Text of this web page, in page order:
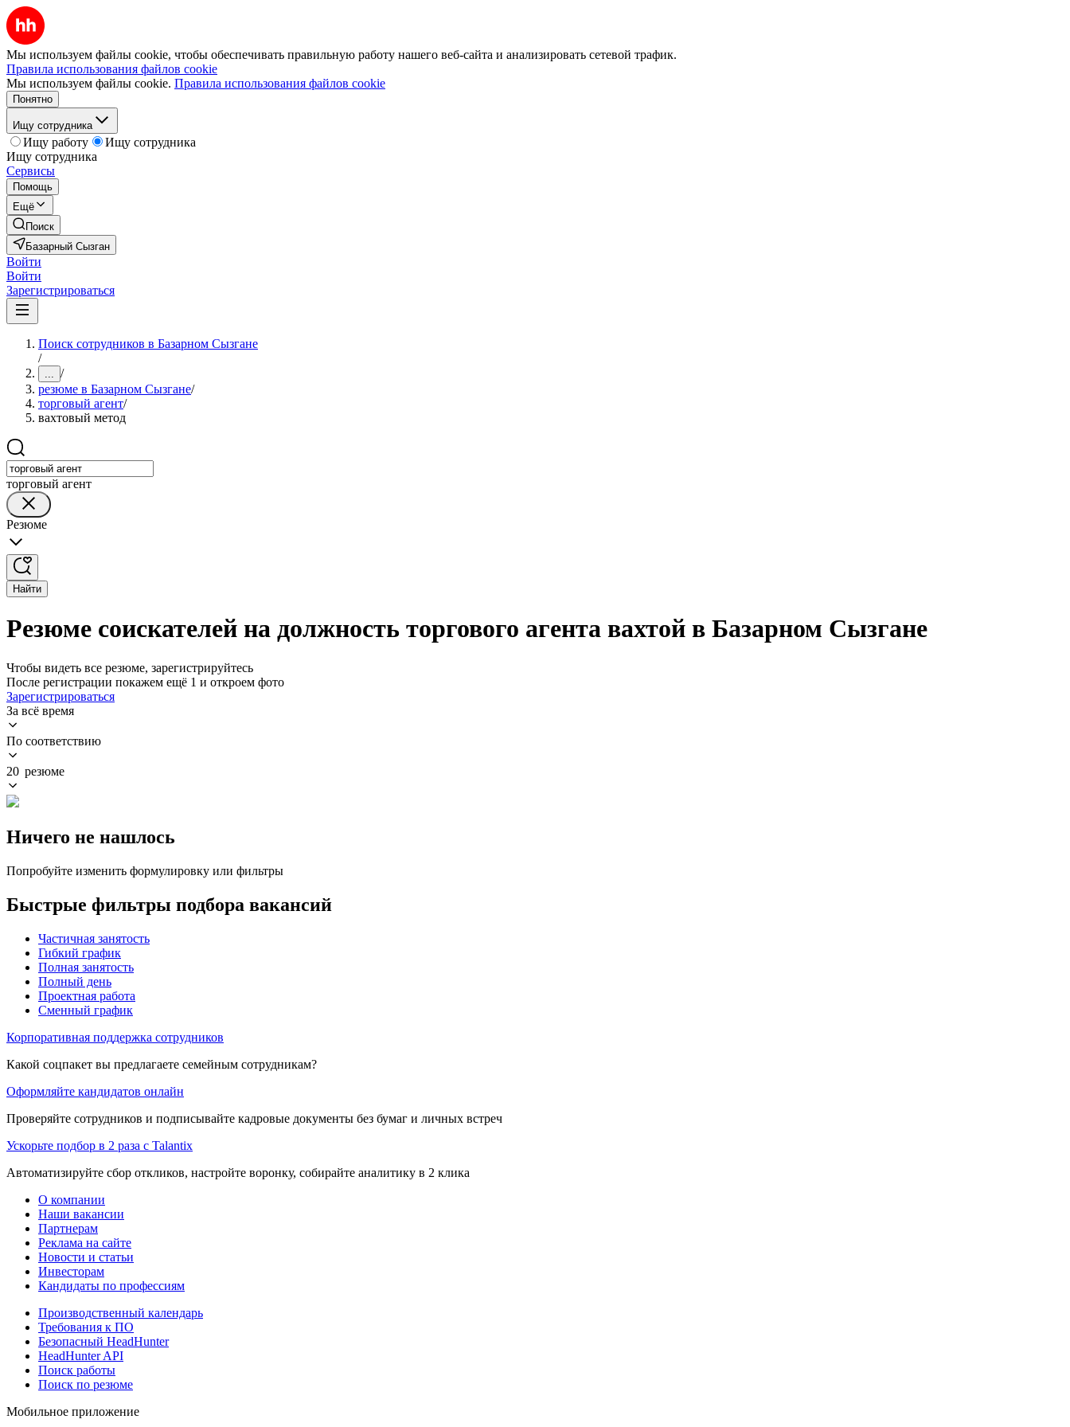
Мы используем файлы cookie, чтобы обеспечивать правильную работу нашего веб-сайта и анализировать сетевой трафик.
Правила использования файлов cookie
Мы используем файлы cookie. Правила использования файлов cookie
Понятно
Ищу сотрудника
Ищу работу
Ищу сотрудника
Ищу сотрудника
Сервисы
Помощь
Ещё
Поиск
Базарный Сызган
Войти
Войти
Зарегистрироваться
Поиск сотрудников в Базарном Сызгане
/
... /
резюме в Базарном Сызгане/
торговый агент/
вахтовый метод
торговый агент
Резюме
Найти
Резюме соискателей на должность торгового агента вахтой в Базарном Сызгане
Чтобы видеть все резюме, зарегистрируйтесь
После регистрации покажем ещё 1 и откроем фото
Зарегистрироваться
За всё время
По соответствию
20 резюме
Ничего не нашлось
Попробуйте изменить формулировку или фильтры
Быстрые фильтры подбора вакансий
Частичная занятость
Гибкий график
Полная занятость
Полный день
Проектная работа
Сменный график
Корпоративная поддержка сотрудников
Какой соцпакет вы предлагаете семейным сотрудникам?
Оформляйте кандидатов онлайн
Проверяйте сотрудников и подписывайте кадровые документы без бумаг и личных встреч
Ускорьте подбор в 2 раза с Talantix
Автоматизируйте сбор откликов, настройте воронку, собирайте аналитику в 2 клика
О компании
Наши вакансии
Партнерам
Реклама на сайте
Новости и статьи
Инвесторам
Кандидаты по профессиям
Производственный календарь
Требования к ПО
Безопасный HeadHunter
HeadHunter API
Поиск работы
Поиск по резюме
Мобильное приложение